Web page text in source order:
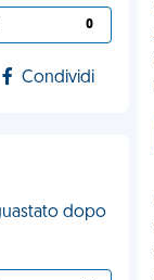
0
Condividi
dopo